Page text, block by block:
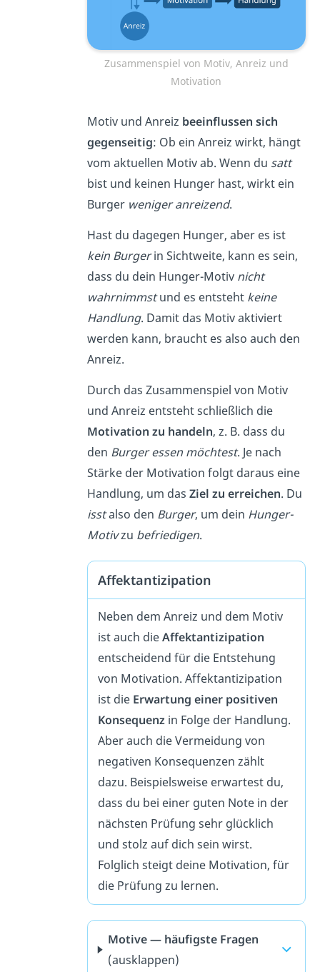
Zusammenspiel von Motiv, Anreiz und
Motivation
Motiv und Anreiz beeinflussen sich
gegenseitig: Ob ein Anreiz wirkt, hängt
vom aktuellen Motiv ab. Wenn du satt
bist und keinen Hunger hast, wirkt ein
Burger weniger anreizend.
Hast du dagegen Hunger, aber es ist
kein Burgerin Sichtweite, kann es sein,
dass du dein Hunger-Motiv nicht
wahrnimmstund es entsteht keine
Handlung. Damit das Motiv aktiviert
werden kann, braucht es also auch den
Anreiz.
Durch das Zusammenspiel von Motiv
und Anreiz entsteht schließlich die
Motivation zu handeln, z. B. dass du
den Burger essen möchtest. Je nach
Stärke der Motivation folgt daraus eine
Handlung, um das Ziel zu erreichen. Du
isstalso den Burger, um dein Hunger-
Motivzu befriedigen.
Affektantizipation
Neben dem Anreiz und dem Motiv
ist auch dieAffektantizipation
entscheidend für die Entstehung
von Motivation. Affektantizipation
ist dieErwartung einer positiven
Konsequenzin Folge der Handlung.
Aber auch die Vermeidung von
negativen Konsequenzen zählt
dazu. Beispielsweise erwartest du,
dass du bei einer guten Note in der
nächsten Prüfung sehr glücklich
und stolz auf dich sein wirst.
Folglich steigt deine Motivation, für
die Prüfung zu lernen.
Motive — häufigste Fragen
(ausklappen)